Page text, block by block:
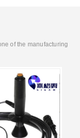
of the manufacturing